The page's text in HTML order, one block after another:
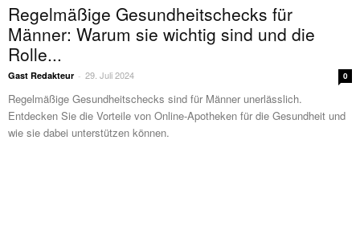
Regelmäßige Gesundheitschecks für
Männer: Warum sie wichtig sind und die
Rolle...
Gast Redakteur - 29. Juli 2024 0
Regelmäßige Gesundheitschecks sind für Männer unerlässlich.
Entdecken Sie die Vorteile von Online-Apotheken für die Gesundheit und
wie sie dabei unterstützen können.